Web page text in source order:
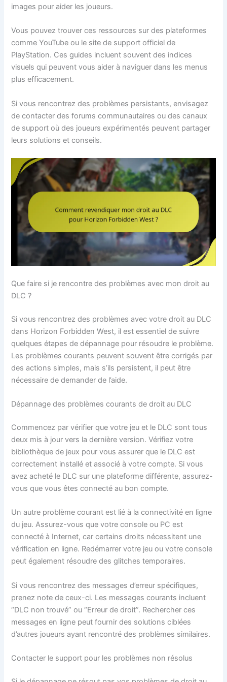
images pour aider les joueurs.
Vous pouvez trouver ces ressources sur des plateformes
comme YouTube ou le site de support officiel de
PlayStation. Ces guides incluent souvent des indices
visuels qui peuvent vous aider à naviguer dans les menus
plus efficacement.
Si vous rencontrez des problèmes persistants, envisagez
de contacter des forums communautaires ou des canaux
de support où des joueurs expérimentés peuvent partager
leurs solutions et conseils.
Que faire si je rencontre des problèmes avec mon droit au
DLC ?
Si vous rencontrez des problèmes avec votre droit au DLC
dans Horizon Forbidden West, il est essentiel de suivre
quelques étapes de dépannage pour résoudre le problème.
Les problèmes courants peuvent souvent être corrigés par
des actions simples, mais s’ils persistent, il peut être
nécessaire de demander de l’aide.
Dépannage des problèmes courants de droit au DLC
Commencez par vérifier que votre jeu et le DLC sont tous
deux mis à jour vers la dernière version. Vérifiez votre
bibliothèque de jeux pour vous assurer que le DLC est
correctement installé et associé à votre compte. Si vous
avez acheté le DLC sur une plateforme différente, assurez-
vous que vous êtes connecté au bon compte.
Un autre problème courant est lié à la connectivité en ligne
du jeu. Assurez-vous que votre console ou PC est
connecté à Internet, car certains droits nécessitent une
vérification en ligne. Redémarrer votre jeu ou votre console
peut également résoudre des glitches temporaires.
Si vous rencontrez des messages d’erreur spécifiques,
prenez note de ceux-ci. Les messages courants incluent
“DLC non trouvé” ou “Erreur de droit”. Rechercher ces
messages en ligne peut fournir des solutions ciblées
d’autres joueurs ayant rencontré des problèmes similaires.
Contacter le support pour les problèmes non résolus